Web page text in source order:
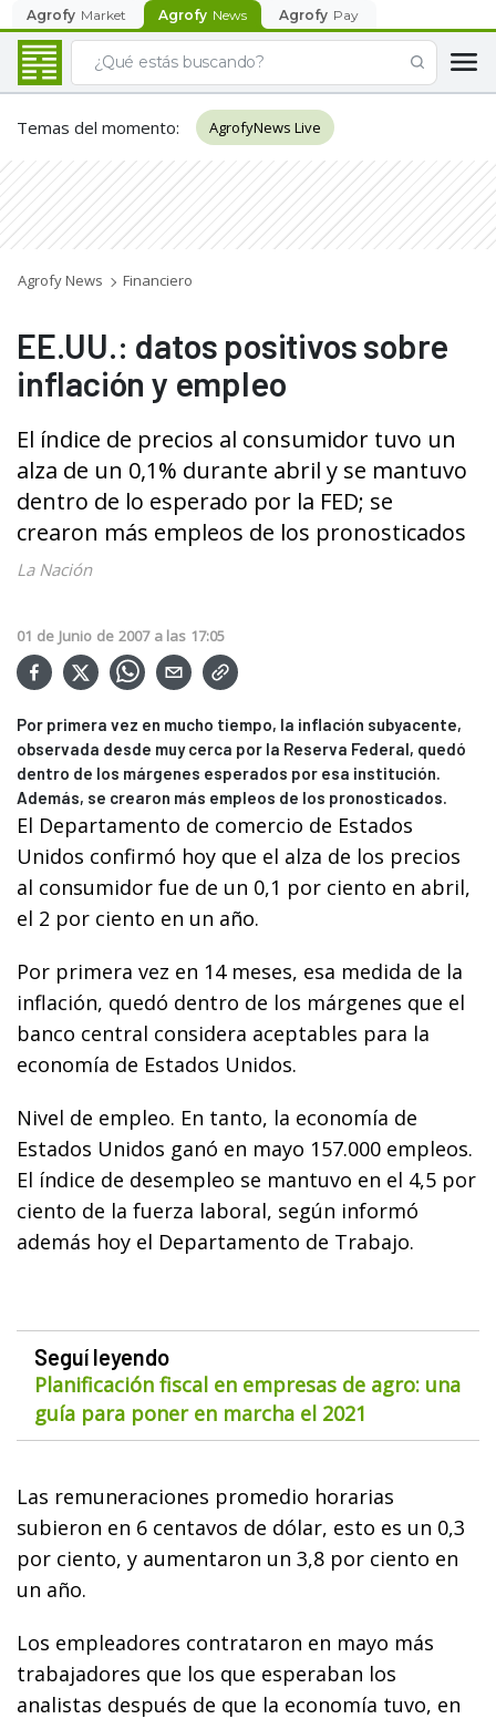
Agrofy Market Agrofy News Agrofy Pay
Temas del momento: AgrofyNews Live
Agrofy News Financiero
EE.UU.: datos positivos sobre
inflación y empleo
El índice de precios al consumidor tuvo un
alza de un 0,1% durante abril y se mantuvo
dentro de lo esperado por la FED; se
crearon más empleos de los pronosticados
La Nación
01 de Junio de 2007 a las 17:05
Por primera vez en mucho tiempo, la inflación subyacente,
observada desde muy cerca por la Reserva Federal, quedó
dentro de los márgenes esperados por esa institución.
Además, se crearon más empleos de los pronosticados.
El Departamento de comercio de Estados
Unidos confirmó hoy que el alza de los precios
al consumidor fue de un 0,1 por ciento en abril,
el 2 por ciento en un año.
Por primera vez en 14 meses, esa medida de la
inflación, quedó dentro de los márgenes que el
banco central considera aceptables para la
economía de Estados Unidos.
Nivel de empleo. En tanto, la economía de
Estados Unidos ganó en mayo 157.000 empleos.
El índice de desempleo se mantuvo en el 4,5 por
ciento de la fuerza laboral, según informó
además hoy el Departamento de Trabajo.
Seguí leyendo
Planificación fiscal en empresas de agro: una
guía para poner en marcha el 2021
Las remuneraciones promedio horarias
subieron en 6 centavos de dólar, esto es un 0,3
por ciento, y aumentaron un 3,8 por ciento en
un año.
Los empleadores contrataron en mayo más
trabajadores que los que esperaban los
analistas después de que la economía tuvo, en